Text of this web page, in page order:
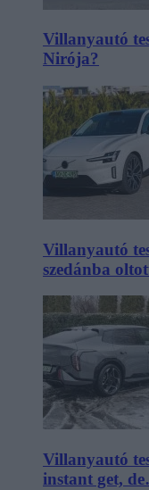
Villanyautó
Nirója?
Villanyautó
szedánba
Villanyautó
instant get,